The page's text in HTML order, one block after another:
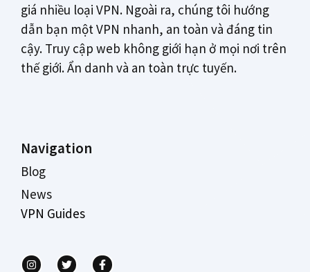
giá nhiều loại VPN. Ngoài ra, chúng tôi hướng
dẫn bạn một VPN nhanh, an toàn và đáng tin
cậy. Truy cập web không giới hạn ở mọi nơi trên
thế giới. Ẩn danh và an toàn trực tuyến.
Navigation
Blog
News
VPN Guides